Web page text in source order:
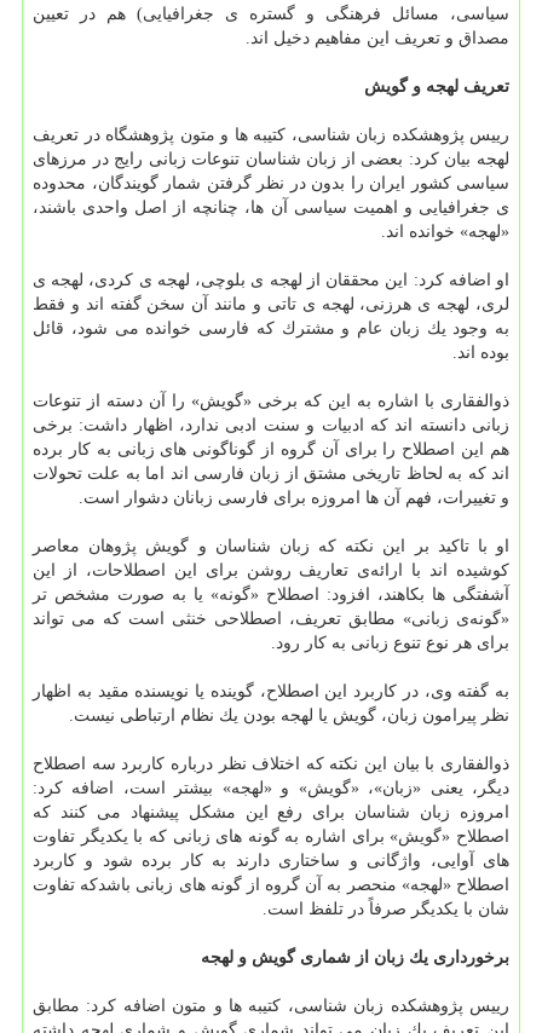
سیاسی، مسائل فرهنگی و گستره ی جغرافیایی) هم در تعیین
مصداق و تعریف این مفاهیم دخیل اند.
تعریف لهجه و گویش
رییس پژوهشكده زبان شناسی، كتیبه ها و متون پژوهشگاه در تعریف
لهجه بیان كرد: بعضی از زبان شناسان تنوعات زبانی رایج در مرزهای
سیاسی كشور ایران را بدون در نظر گرفتن شمار گویندگان، محدوده
ی جغرافیایی و اهمیت سیاسی آن ها، چنانچه از اصل واحدی باشند،
«لهجه» خوانده اند.
او اضافه كرد: این محققان از لهجه ی بلوچی، لهجه ی كردی، لهجه ی
لری، لهجه ی هرزنی، لهجه ی تاتی و مانند آن سخن گفته اند و فقط
به وجود یك زبان عام و مشترك كه فارسی خوانده می شود، قائل
بوده اند.
ذوالفقاری با اشاره به این كه برخی «گویش» را آن دسته از تنوعات
زبانی دانسته اند كه ادبیات و سنت ادبی ندارد، اظهار داشت: برخی
هم این اصطلاح را برای آن گروه از گوناگونی های زبانی به كار برده
اند كه به لحاظ تاریخی مشتق از زبان فارسی اند اما به علت تحولات
و تغییرات، فهم آن ها امروزه برای فارسی زبانان دشوار است.
او با تاكید بر این نكته كه زبان شناسان و گویش پژوهان معاصر
كوشیده اند با ارائه‌ی تعاریف روشن برای این اصطلاحات، از این
آشفتگی ها بكاهند، افزود: اصطلاح «گونه» یا به صورت مشخص تر
«گونه‌ی زبانی» مطابق تعریف، اصطلاحی خنثی است كه می تواند
برای هر نوع تنوع زبانی به كار رود.
به گفته وی، در كاربرد این اصطلاح، گوینده یا نویسنده مقید به اظهار
نظر پیرامون زبان، گویش یا لهجه بودن یك نظام ارتباطی نیست.
ذوالفقاری با بیان این نكته كه اختلاف نظر درباره كاربرد سه اصطلاح
دیگر، یعنی «زبان»، «گویش» و «لهجه» بیشتر است، اضافه كرد:
امروزه زبان شناسان برای رفع این مشكل پیشنهاد می كنند كه
اصطلاح «گویش» برای اشاره به گونه های زبانی كه با یكدیگر تفاوت
های آوایی، واژگانی و ساختاری دارند به كار برده شود و كاربرد
اصطلاح «لهجه» منحصر به آن گروه از گونه های زبانی باشدكه تفاوت
شان با یكدیگر صرفاً در تلفظ است.
برخورداری یك زبان از شماری گویش و لهجه
رییس پژوهشكده زبان شناسی، كتیبه ها و متون اضافه كرد: مطابق
این تعریف یك زبان می تواند شماری گویش و شماری لهجه داشته